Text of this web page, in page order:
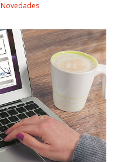
Novedades